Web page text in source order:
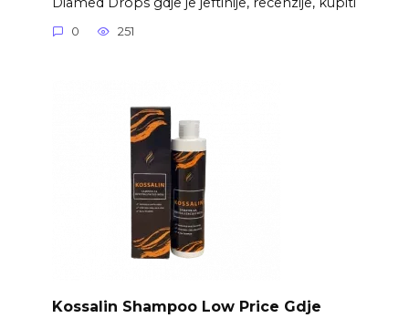
0 251
Kossalin Shampoo Low Price Gdje